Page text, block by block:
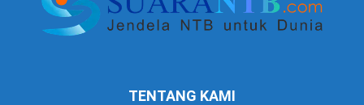
TENTANG KAMI